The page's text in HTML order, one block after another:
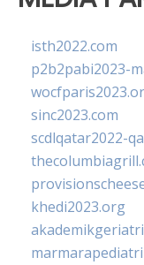
isth2022.com
p2b2pabi2023-
sinc2023.com
scdlqatar2022-
khedi2023.org